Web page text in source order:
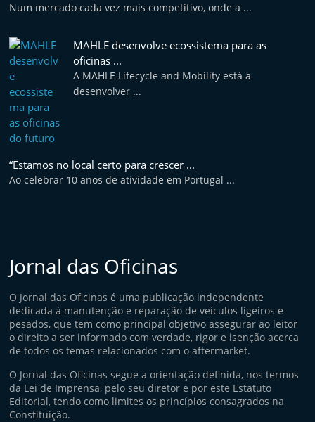
Num mercado cada vez mais competitivo, onde a ...
MAHLE desenvolve ecossistema para as
oficinas ...
A MAHLE Lifecycle and Mobility está a
desenvolver ...
“Estamos no local certo para crescer ...
Ao celebrar 10 anos de atividade em Portugal ...
Jornal das Oficinas
O Jornal das Oficinas é uma publicação independente
dedicada à manutenção e reparação de veículos ligeiros e
pesados, que tem como principal objetivo assegurar ao leitor
o direito a ser informado com verdade, rigor e isenção acerca
de todos os temas relacionados com o aftermarket.
O Jornal das Oficinas segue a orientação definida, nos termos
da Lei de Imprensa, pelo seu diretor e por este Estatuto
Editorial, tendo como limites os princípios consagrados na
Constituição.